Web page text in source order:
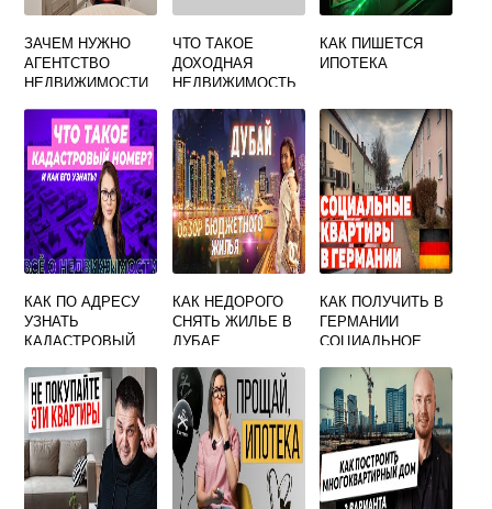
ЗАЧЕМ НУЖНО
АГЕНТСТВО
НЕДВИЖИМОСТИ
ЧТО ТАКОЕ
ДОХОДНАЯ
НЕДВИЖИМОСТЬ
КАК ПИШЕТСЯ
ИПОТЕКА
КАК ПО АДРЕСУ
УЗНАТЬ
КАДАСТРОВЫЙ
НЕДВИЖИМОСТИ
БЕСПЛАТНО
КАК НЕДОРОГО
СНЯТЬ ЖИЛЬЕ В
ДУБАЕ
КАК ПОЛУЧИТЬ В
ГЕРМАНИИ
СОЦИАЛЬНОЕ